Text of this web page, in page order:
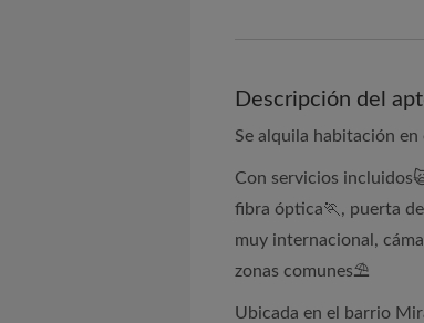
Descripción del
Se alquila habitación en
Con servicios
fibra óptica🏃, puerta
muy internacional,
zonas comunes⛱
Ubicada en el barrio